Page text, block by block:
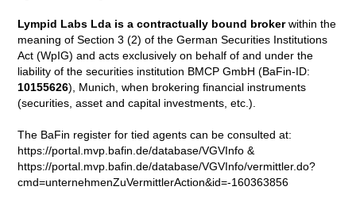
Lympid Labs Lda is a contractually bound brokerwithin the
meaning of Section 3 (2) of the German Securities Institutions
Act (WpIG) and acts exclusively on behalf of and under the
liability of the securities institution BMCP GmbH (BaFin-ID:
10155626), Munich, when brokering financial instruments
(securities, asset and capital investments, etc.).
The BaFin register for tied agents can be consulted at:
https://portal.mvp.bafin.de/database/VGVInfo &
https://portal.mvp.bafin.de/database/VGVInfo/vermittler.do?
cmd=unternehmenZuVermittlerAction&id=-160363856